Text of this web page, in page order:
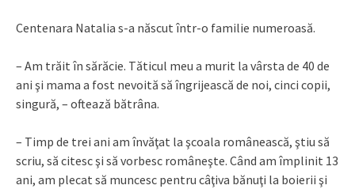
Centenara Natalia s-a născut într-o familie numeroasă.
– Am trăit în sărăcie. Tăticul meu a murit la vârsta de 40 de
ani şi mama a fost nevoită să îngrijească de noi, cinci copii,
singură, – oftează bătrâna.
– Timp de trei ani am învăţat la şcoala românească, ştiu să
scriu, să citesc şi să vorbesc româneşte. Când am împlinit 13
ani, am plecat să muncesc pentru câţiva bănuţi la boierii şi